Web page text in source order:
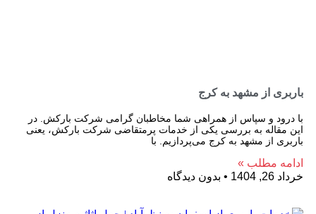
باربری از مشهد به کرج
با درود و سپاس از همراهی شما مخاطبان گرامی شرکت بارکش. در
این مقاله به بررسی یکی از خدمات پرمتقاضی شرکت بارکش، یعنی
باربری از مشهد به کرج می‌پردازیم. با
ادامه مطلب »
خرداد 26, 1404
بدون دیدگاه